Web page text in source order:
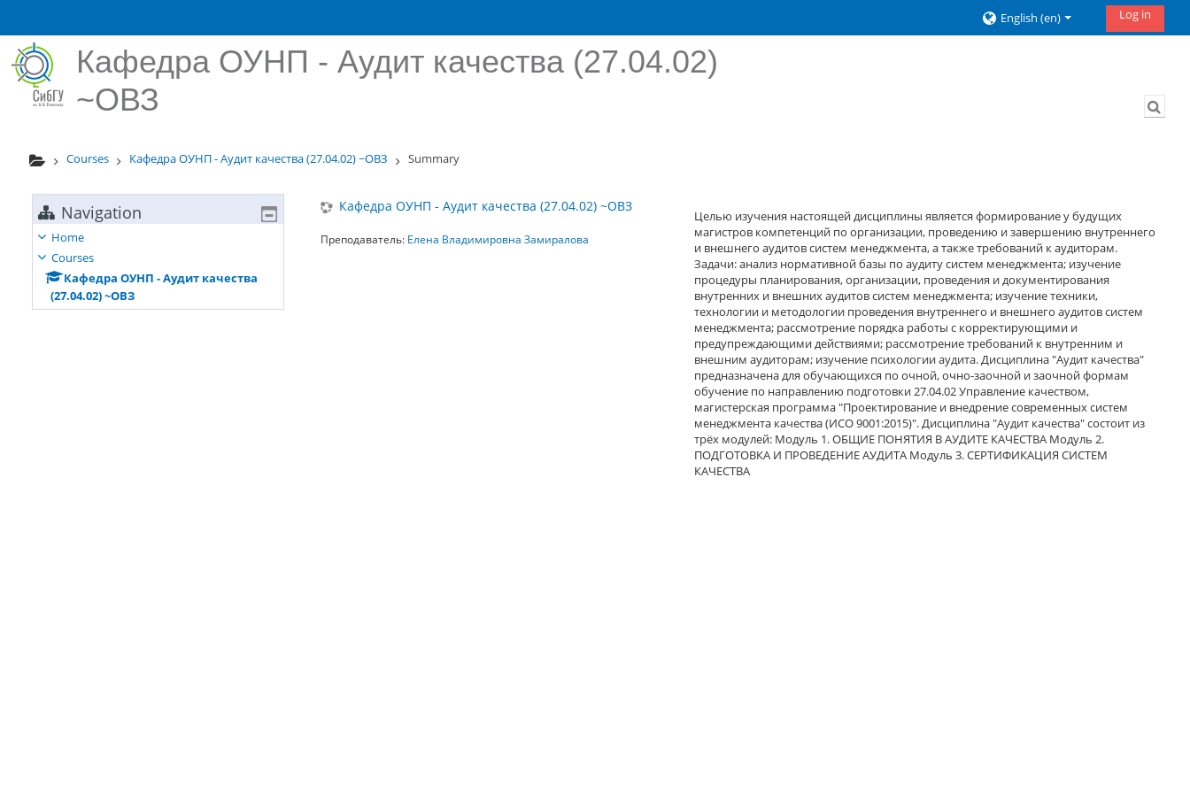
English ‎(en)‎ Log in
Кафедра ОУНП - Аудит качества (27.04.02)
~ОВЗ
Courses Кафедра ОУНП - Аудит качества (27.04.02) ~ОВЗ Summary
Кафедра ОУНП - Аудит качества (27.04.02) ~ОВЗ
Целью изучения настоящей дисциплины является формирование у будущих
магистров компетенций по организации, проведению и завершению внутреннего
и внешнего аудитов систем менеджмента, а также требований к аудиторам.
Задачи: анализ нормативной базы по аудиту систем менеджмента; изучение
процедуры планирования, организации, проведения и документирования
внутренних и внешних аудитов систем менеджмента; изучение техники,
технологии и методологии проведения внутреннего и внешнего аудитов систем
менеджмента; рассмотрение порядка работы с корректирующими и
предупреждающими действиями; рассмотрение требований к внутренним и
внешним аудиторам; изучение психологии аудита. Дисциплина "Аудит качества"
предназначена для обучающихся по очной, очно-заочной и заочной формам
обучение по направлению подготовки 27.04.02 Управление качеством,
магистерская программа "Проектирование и внедрение современных систем
менеджмента качества (ИСО 9001:2015)". Дисциплина "Аудит качества" состоит из
трёх модулей: Модуль 1. ОБЩИЕ ПОНЯТИЯ В АУДИТЕ КАЧЕСТВА Модуль 2.
ПОДГОТОВКА И ПРОВЕДЕНИЕ АУДИТА Модуль 3. СЕРТИФИКАЦИЯ СИСТЕМ
КАЧЕСТВА
Преподаватель: Елена Владимировна Замиралова
Navigation
Home
Courses
Кафедра ОУНП - Аудит качества
(27.04.02) ~ОВЗ